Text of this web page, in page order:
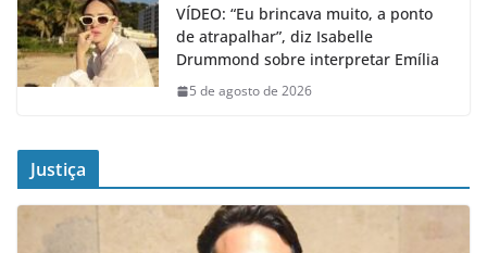
VÍDEO: “Eu brincava muito, a ponto
de atrapalhar”, diz Isabelle
Drummond sobre interpretar Emília
5 de agosto de 2026
Justiça